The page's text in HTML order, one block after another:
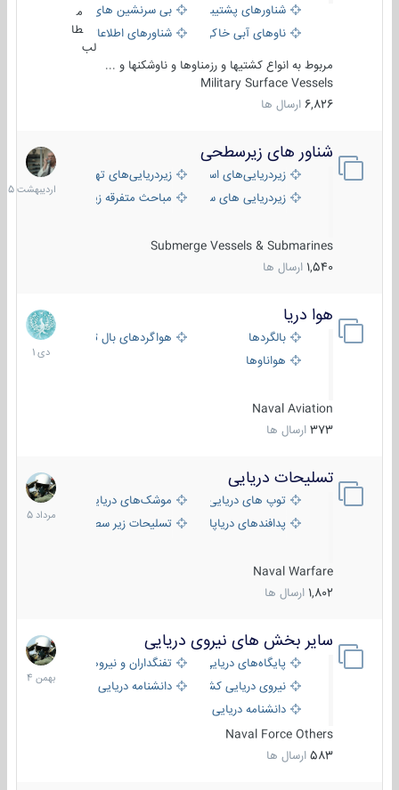
شناورهای پشتیبانی
بی سرنشین های دریایی
ناوهای آبی خاکی و نیروبرشناورهای اطلاعاتی و جاسوسی
طا
لب
مربوط به انواع کشتیها و رزمناوها و ناوشکنها و ...
Military Surface Vessels
6,826 ارسال ها
شناور های زیرسطحی
زیردریایی‌های استراتژیکزیردریایی‌های تهاجمی
زیردریایی های سبک
مباحث متفرقه زیرسطحی
Submerge Vessels & Submarines
1,540 ارسال ها
31
1405
هوا دریا
بالگردها
هواگردهای بال ثابت
هواناوها
Naval Aviation
373 ارسال ها
12
دی
1401
تسلیحات دریایی
توپ های دریایی
موشک‌های دریایی
پدافندهای دریاپایه
تسلیحات زیر سطحی
Naval Warfare
1,802 ارسال ها
2
مرداد
1405
سایر بخش های نیروی دریایی
پایگاه‌های دریایی
تفنگداران و نیروهای ویژه‌ی دریایی
نیروی دریایی کشورهای مختلفدانشنامه دریایی
دانشنامه دریایی کپی
Naval Force Others
583 ارسال ها
22
بهمن
1404